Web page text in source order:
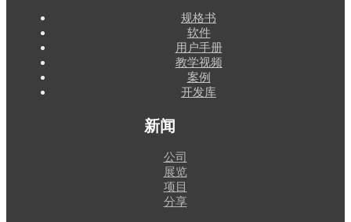
规格书
软件
用户手册
教学视频
案例
开发库
新闻
公司
展览
项目
分享